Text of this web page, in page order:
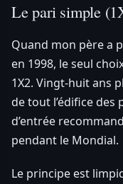
Le pari simple
Quand mon père a
en 1998, le seul
1X2. Vingt-huit ans
de tout l’édifice
d’entrée
pendant le Mondial.
Le principe est